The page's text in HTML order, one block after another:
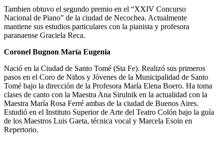
Tambien obtuvo el segundo premio en el “XXIV Concurso
Nacional de Piano” de la ciudad de Necochea. Actualmente
mantiene sus estudios particulares con la pianista y profesora
paranaense Graciela Reca.
Coronel Bugnon María Eugenia
Nació en la Ciudad de Santo Tomé (Sta Fe). Realizó sus primeros
pasos en el Coro de Niños y Jóvenes de la Municipalidad de Santo
Tomé bajo la dirección de la Profesora María Elena Boero. Ha toma
clases de canto con la Maestra Ana Sirulnik en la actualidad con la
Maestra María Rosa Ferré ambas de la ciudad de Buenos Aires.
Estudió en el Instituto Superior de Arte del Teatro Colón bajo la guía
de los Maestros Luis Gaeta, técnica vocal y Marcela Esoin en
Repertorio.